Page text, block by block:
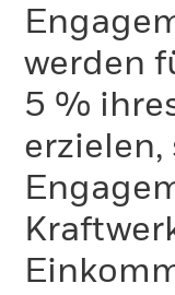
werden
5 %
erzielen,